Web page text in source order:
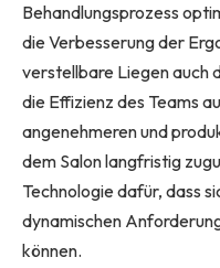
Behandlungsprozess
die Verbesserung der
verstellbare Liegen auch
die Effizienz des Teams
angenehmeren und
dem Salon langfristig
Technologie dafür, dass
dynamischen
können.